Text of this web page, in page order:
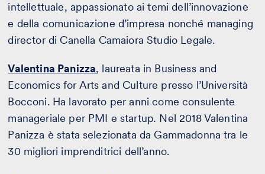
intellettuale, appassionato ai temi dell’innovazione
e della comunicazione d’impresa nonché managing
director di Canella Camaiora Studio Legale.
Valentina Panizza, laureata in Business and
Economics for Arts and Culture presso l’Università
Bocconi. Ha lavorato per anni come consulente
manageriale per PMI e startup. Nel 2018 Valentina
Panizza è stata selezionata da Gammadonna tra le
30 migliori imprenditrici dell’anno.